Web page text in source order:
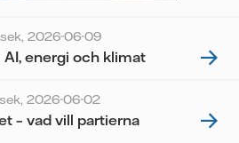
2026-06-09
energi och klimat
2026-06-02
– vad vill partierna